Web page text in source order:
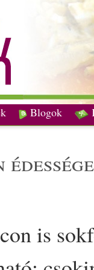
Blogok
édesség
on is